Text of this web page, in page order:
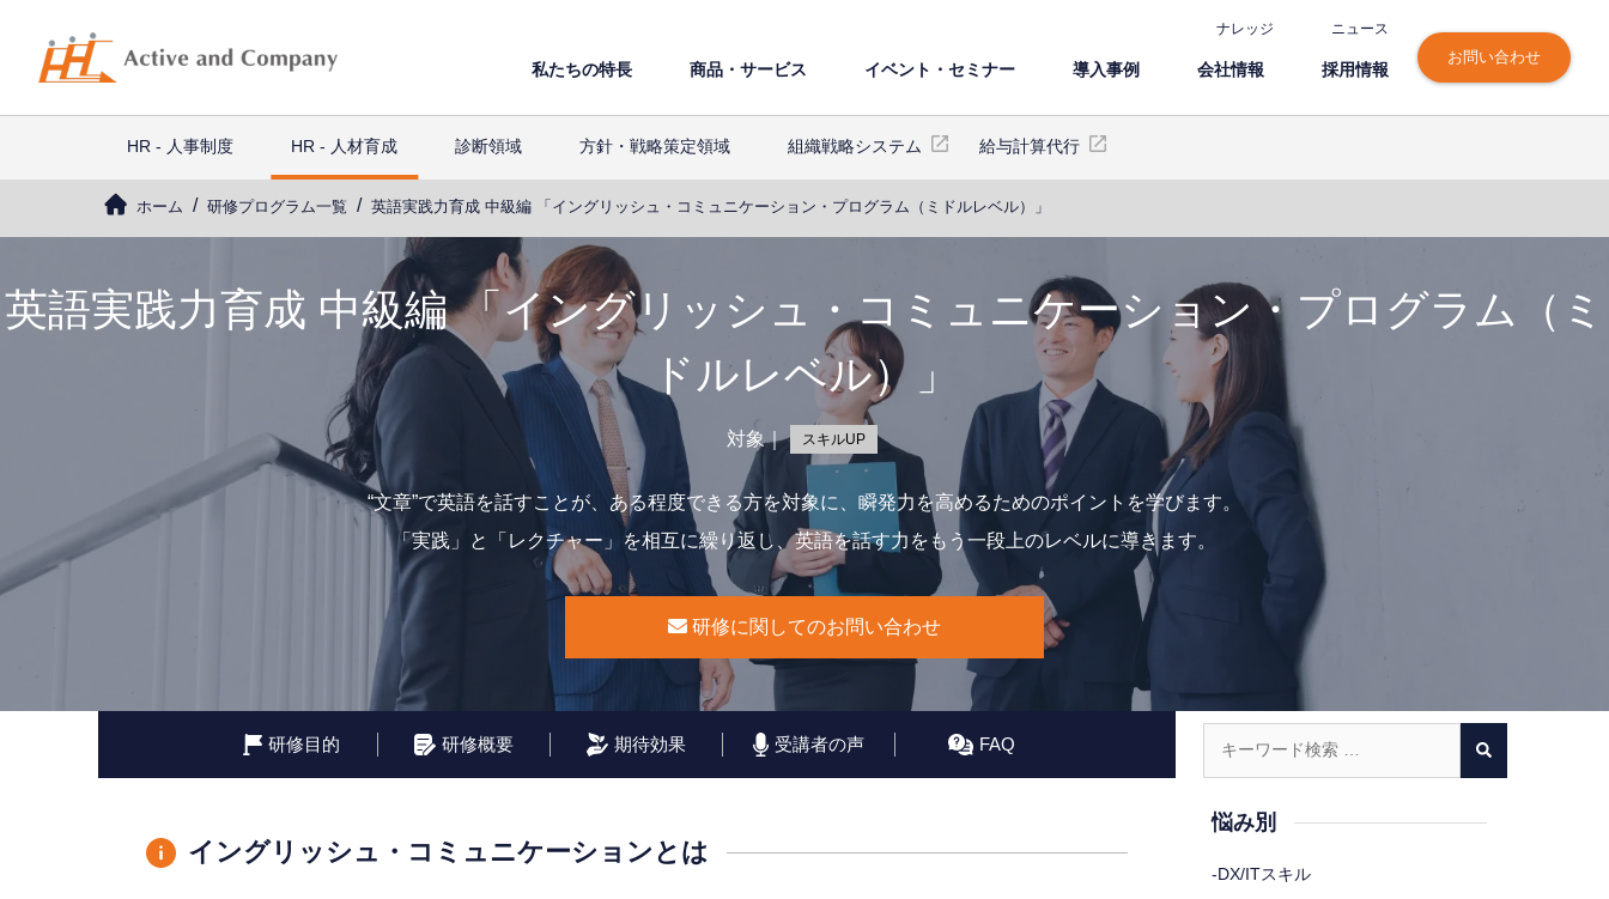
ナレッジ ニュース
私たちの特⻑ 商品・サービス イベント・セミナー 導⼊事例 会社情報 採⽤情報
お問い合わせ
HR - 人事制度 HR - 人材育成 診断領域 ⽅針・戦略策定領域 組織戦略システム 給与計算代行
ホーム 研修プログラム一覧 英語実践力育成 中級編 「イングリッシュ・コミュニケーション・プログラム（ミドルレベル）」
英語実践力育成 中級編 「イングリッシュ・コミュニケーション・プログラム（ミ
ドルレベル）」
対象｜ スキルUP
“文章”で英語を話すことが、ある程度できる方を対象に、瞬発力を高めるためのポイントを学びます。
「実践」と「レクチャー」を相互に繰り返し、英語を話す力をもう一段上のレベルに導きます。
研修に関してのお問い合わせ
研修目的 研修概要 期待効果 受講者の声 FAQ
イングリッシュ・コミュニケーションとは
悩み別
-DX/ITスキル